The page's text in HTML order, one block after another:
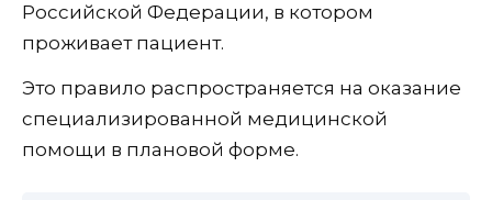
Российской Федерации, в котором
проживает пациент.
Это правило распространяется на оказание
специализированной медицинской
помощи в плановой форме.